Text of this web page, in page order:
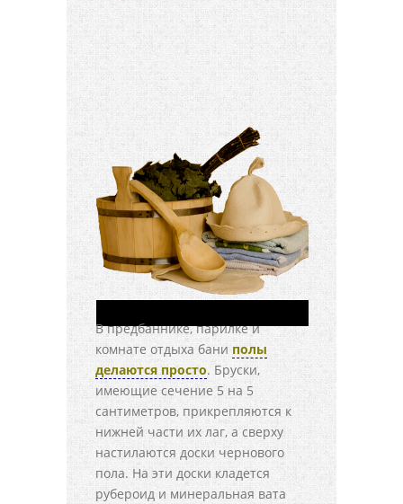
В предбаннике, парилке и
комнате отдыха бани полы
делаются просто. Бруски,
имеющие сечение 5 на 5
сантиметров, прикрепляются к
нижней части их лаг, а сверху
настилаются доски чернового
пола. На эти доски кладется
рубероид и минеральная вата